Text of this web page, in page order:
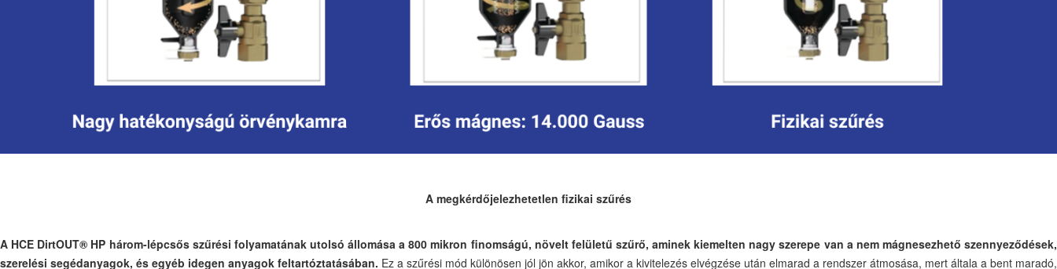
A megkérdőjelezhetetlen fizikai szűrés
A HCE DirtOUT® HP három-lépcsős szűrési folyamatának utolsó állomása a 800 mikron finomságú, növelt felületű szűrő, aminek kiemelten nagy szerepe van a nem mágnesezhető szennyeződések,
szerelési segédanyagok, és egyéb idegen anyagok feltartóztatásában. Ez a szűrési mód különösen jól jön akkor, amikor a kivitelezés elvégzése után elmarad a rendszer átmosása, mert általa a bent maradó,